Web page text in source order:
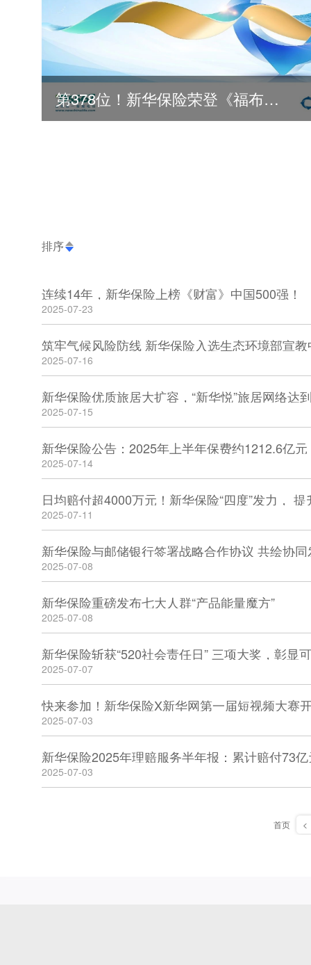
第378位！新华保险荣登《福布斯》全球500强
排序
连续14年，新华保险上榜《财富》中国500强！
2025-07-23
2025-07-16
新华保险优质旅居大扩容，“新华悦”旅居网络达
2025-07-15
新华保险公告：2025年上半年保费约1212.6亿
2025-07-14
日均赔付超4000万元！新华保险“四度”发力，
2025-07-11
新华保险与邮储银行签署战略合作协议 共绘协
2025-07-08
新华保险重磅发布七大人群“产品能量魔方”
2025-07-08
新华保险斩获“520社会责任日” 三项大奖，彰显
2025-07-07
快来参加！新华保险X新华网第一届短视频大赛
2025-07-03
新华保险2025年理赔服务半年报：累计赔付73
2025-07-03
首页 <